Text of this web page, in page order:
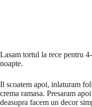
Lasam tortul la rece pentru
noapte.
Il scoatem apoi, inlaturam
crema ramasa. Presaram
deasupra facem un decor